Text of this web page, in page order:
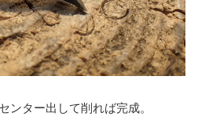
ンター出して削れば完成。